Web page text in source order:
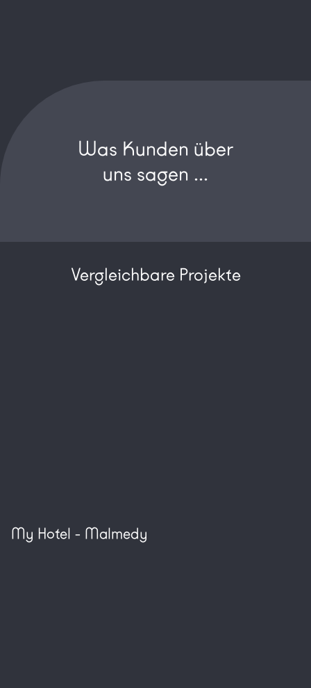
Was Kunden über
uns sagen ...
Vergleichbare Projekte
My Hotel - Malmedy